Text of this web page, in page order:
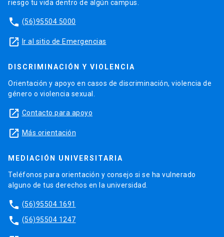
riesgo tu vida dentro de algún campus.
phone (56)95504 5000
launch Ir al sitio de Emergencias
DISCRIMINACIÓN Y VIOLENCIA
Orientación y apoyo en casos de discriminación, violencia de
género o violencia sexual.
launch Contacto para apoyo
launch Más orientación
MEDIACIÓN UNIVERSITARIA
Teléfonos para orientación y consejo si se ha vulnerado
alguno de tus derechos en la universidad.
phone (56)95504 1691
phone (56)95504 1247